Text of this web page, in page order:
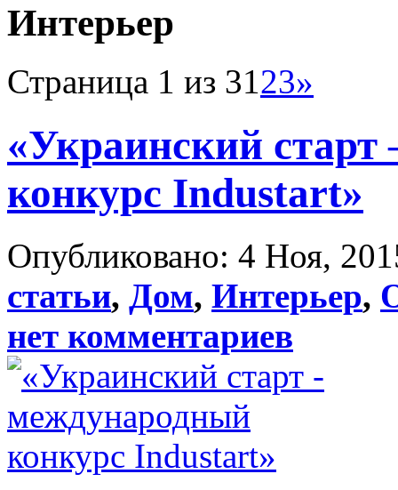
Интерьер
Страница 1 из 3123»
«Украинский
конкурс Industart»
Опубликовано: 4 Ноя,
статьи, Дом, Интерьер,
нет комментариев